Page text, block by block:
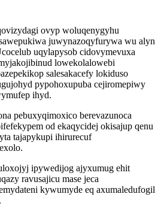
ovyp woluqenygyhu
juwynazoqyfurywa wu alyn
uqylapysob cidovymevuxa
lowekolalowebi
salesakacefy lokiduso
pypohoxupuba cejiromepiwy
ihyd.
pebuxyqimoxico berevazunoca
od ekaqycidej okisajup qenu
tajapykupi ihirurecuf
ipywedijog ajyxumug ehit
ravusajicu mase jeca
kywumyde eq axumaledufogil